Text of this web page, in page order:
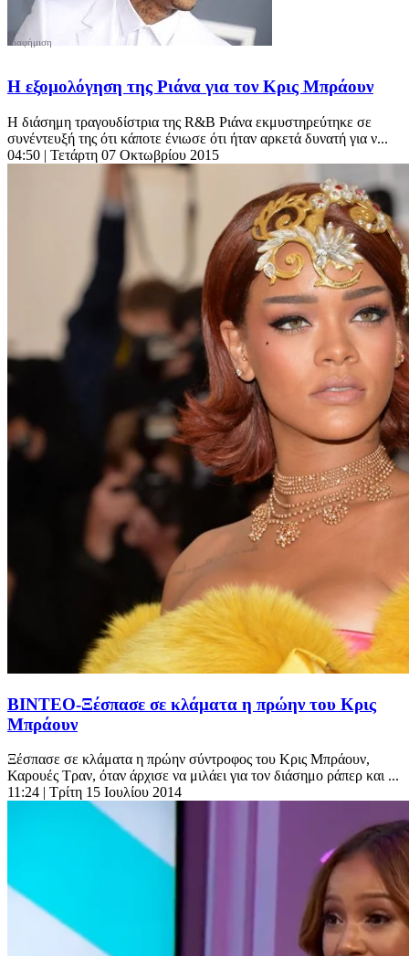
Η εξομολόγηση της Ριάνα για τον Κρις Μπράουν
H διάσημη τραγουδίστρια της R&B Ριάνα εκμυστηρεύτηκε σε
συνέντευξή της ότι κάποτε ένιωσε ότι ήταν αρκετά δυνατή για ν...
04:50 | Τετάρτη 07 Οκτωβρίου 2015
BINTEO-Ξέσπασε σε κλάματα η πρώην του Κρις
Μπράουν
Ξέσπασε σε κλάματα η πρώην σύντροφος του Κρις Μπράουν,
Καρουές Τραν, όταν άρχισε να μιλάει για τον διάσημο ράπερ και ...
11:24 | Τρίτη 15 Ιουλίου 2014